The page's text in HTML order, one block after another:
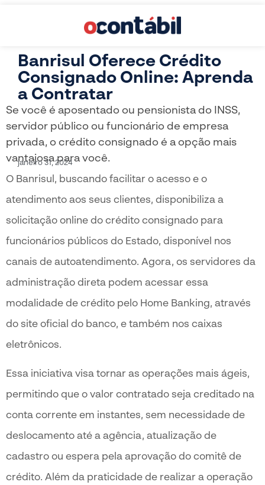
Banrisul Oferece Crédito
Consignado Online: Aprenda
a Contratar
Se você é aposentado ou pensionista do INSS,
servidor público ou funcionário de empresa
privada, o crédito consignado é a opção mais
vantajosa para você.
janeiro 31, 2024
O Banrisul, buscando facilitar o acesso e o
atendimento aos seus clientes, disponibiliza a
solicitação online do crédito consignado para
funcionários públicos do Estado, disponível nos
canais de autoatendimento. Agora, os servidores da
administração direta podem acessar essa
modalidade de crédito pelo Home Banking, através
do site oficial do banco, e também nos caixas
eletrônicos.
Essa iniciativa visa tornar as operações mais ágeis,
permitindo que o valor contratado seja creditado na
conta corrente em instantes, sem necessidade de
deslocamento até a agência, atualização de
cadastro ou espera pela aprovação do comitê de
crédito. Além da praticidade de realizar a operação